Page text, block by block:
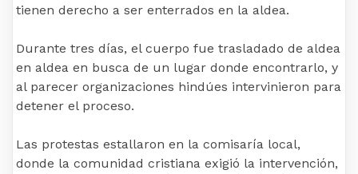
tienen derecho a ser enterrados en la aldea.
Durante tres días, el cuerpo fue trasladado de aldea
en aldea en busca de un lugar donde encontrarlo, y
al parecer organizaciones hindúes intervinieron para
detener el proceso.
Las protestas estallaron en la comisaría local,
donde la comunidad cristiana exigió la intervención,